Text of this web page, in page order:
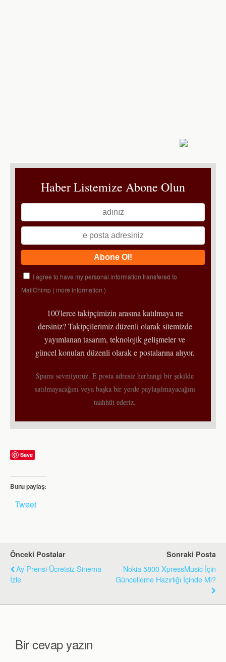
Haber Listemize Abone Olun
I agree to have my personal information transfered to
MailChimp ( more information )
100'lerce takipçimizin arasına katılmaya ne
dersiniz? Takipçilerimiz düzenli olarak sitemizde
yayımlanan tasarım, teknolojik gelişmeler ve
güncel konuları düzenli olarak e postalarına alıyor.
Spamı sevmiyoruz. E posta adresiz herhangi bir şekilde
satılmayacağını veya başka bir yerde paylaşılmayacağını
taahhüt ederiz.
Save
Bunu paylaş:
Tweet
Önceki Postalar
Ay Prensi Ücretsiz Sinema
İzle
Sonraki Posta
Nokia 5800 XpressMusic İçin
Güncelleme Hazırlığı İçinde Mi?
Bir cevap yazın